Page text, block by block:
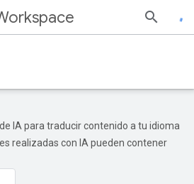
IA para traducir contenido a tu idioma
realizadas con IA pueden contener